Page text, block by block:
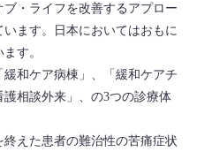
・ライフを改善するアプロー
ます。日本においてはおもに
す。
和ケア病棟」、「緩和ケアチ
相談外来」、の3つの診療体
えた患者の難治性の苦痛症状